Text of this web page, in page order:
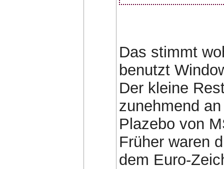
Das stimmt
benutzt
Der kleine
zunehmend
Plazebo von
Früher waren
dem Euro-